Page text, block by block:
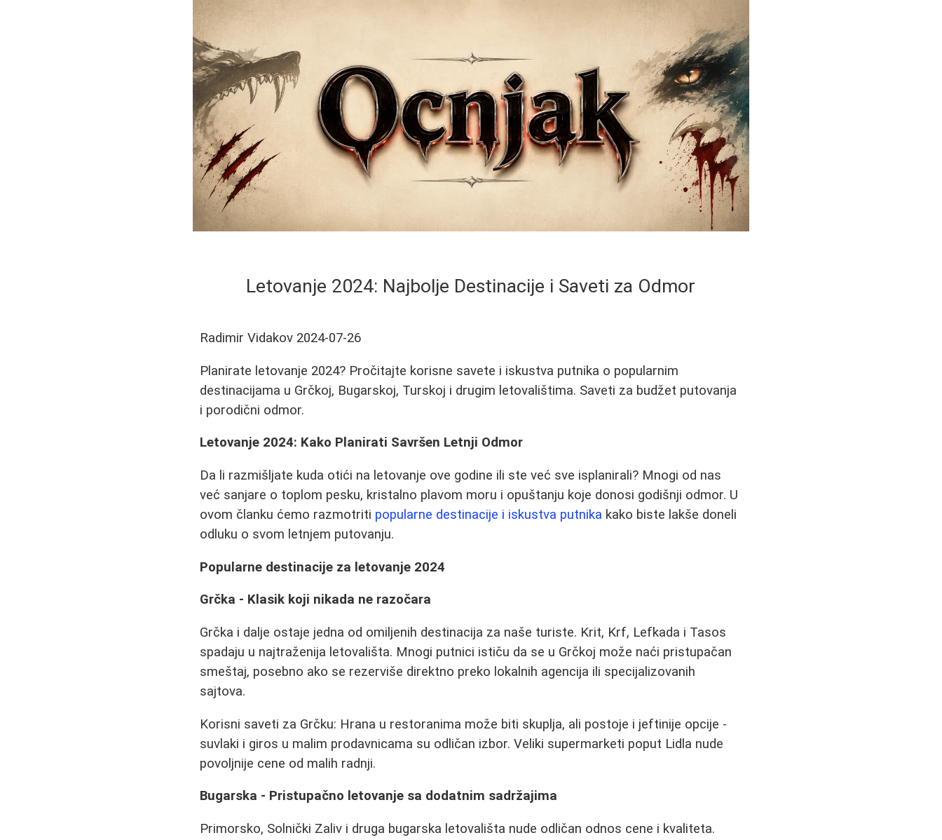
Letovanje 2024: Najbolje Destinacije i Saveti za Odmor
Radimir Vidakov 2024-07-26
Planirate letovanje 2024? Pročitajte korisne savete i iskustva putnika o popularnim
destinacijama u Grčkoj, Bugarskoj, Turskoj i drugim letovalištima. Saveti za budžet putovanja
i porodični odmor.
Letovanje 2024: Kako Planirati Savršen Letnji Odmor
Da li razmišljate kuda otići na letovanje ove godine ili ste već sve isplanirali? Mnogi od nas
već sanjare o toplom pesku, kristalno plavom moru i opuštanju koje donosi godišnji odmor. U
ovom članku ćemo razmotriti popularne destinacije i iskustva putnika kako biste lakše doneli
odluku o svom letnjem putovanju.
Popularne destinacije za letovanje 2024
Grčka - Klasik koji nikada ne razočara
Grčka i dalje ostaje jedna od omiljenih destinacija za naše turiste. Krit, Krf, Lefkada i Tasos
spadaju u najtraženija letovališta. Mnogi putnici ističu da se u Grčkoj može naći pristupačan
smeštaj, posebno ako se rezerviše direktno preko lokalnih agencija ili specijalizovanih
sajtova.
Korisni saveti za Grčku: Hrana u restoranima može biti skuplja, ali postoje i jeftinije opcije -
suvlaki i giros u malim prodavnicama su odličan izbor. Veliki supermarketi poput Lidla nude
povoljnije cene od malih radnji.
Bugarska - Pristupačno letovanje sa dodatnim sadržajima
Primorsko, Solnički Zaliv i druga bugarska letovališta nude odličan odnos cene i kvaliteta.